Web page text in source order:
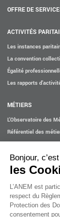
OFFRE DE
ACTIVITÉS
Les instances
La convention
Égalité
Les rapports
MÉTIERS
L’Observatoire des
Référentiel des
Certifications
Parcours d’intégration
Politique handicap
ACTUALITÉS